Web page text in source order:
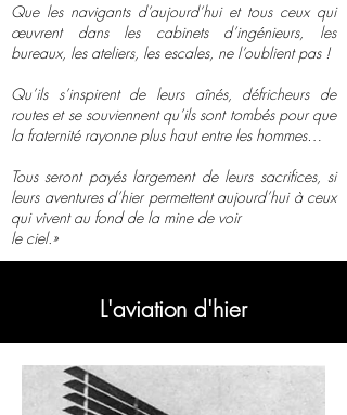
Que les navigants d’aujourd’hui et tous ceux qui
œuvrent dans les cabinets d’ingénieurs, les
bureaux, les ateliers, les escales, ne l’oublient pas !
Qu’ils s’inspirent de leurs aînés, défricheurs de
routes et se souviennent qu’ils sont tombés pour que
la fraternité rayonne plus haut entre les hommes…
Tous seront payés largement de leurs sacrifices, si
leurs aventures d’hier permettent aujourd’hui à ceux
qui vivent au fond de la mine de voir
le ciel​.»
L'aviation d'hier